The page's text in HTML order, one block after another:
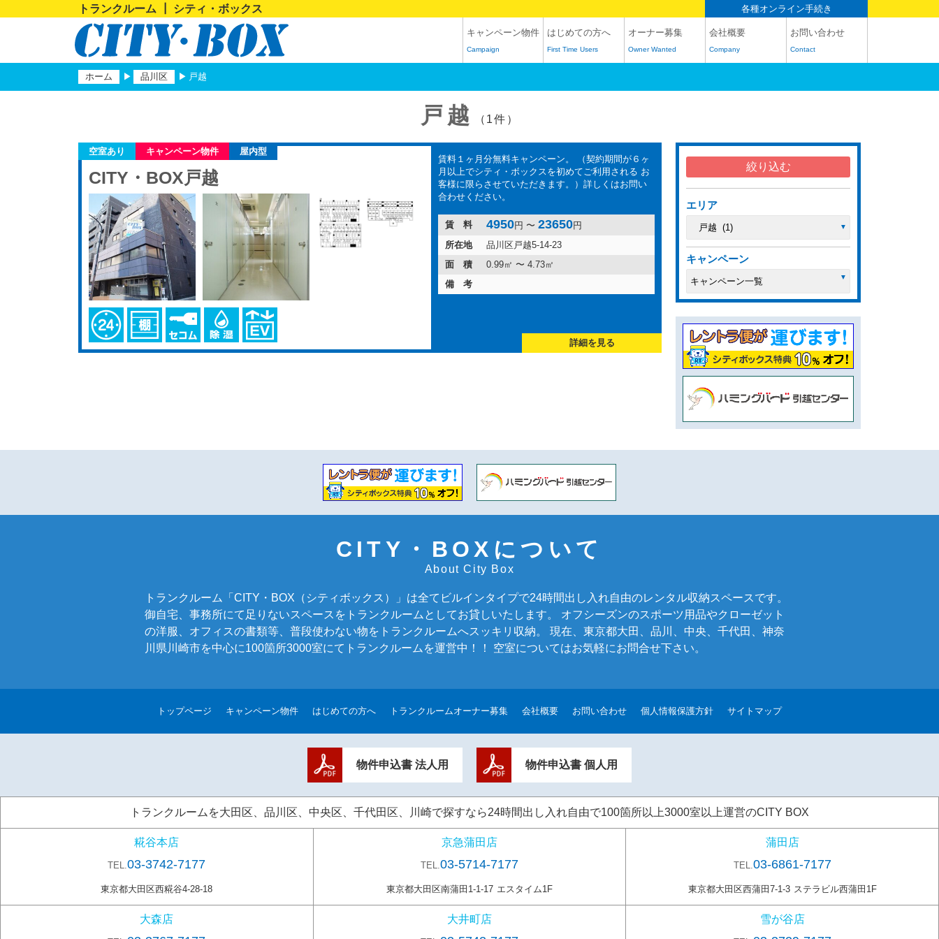
トランクルーム ┃ シティ・ボックス 各種オンライン手続き
キャンペーン物件
Campaign
はじめての方へ
First Time Users
オーナー募集
Owner Wanted
会社概要
Company
お問い合わせ
Contact
ホーム 品川区 戸越
戸越 （1件）
空室あり キャンペーン物件 屋内型
CITY・BOX戸越
賃料１ヶ月分無料キャンペーン。 （契約期間が６ヶ
月以上でシティ・ボックスを初めてご利用される お
客様に限らさせていただきます。）詳しくはお問い
合わせください。
賃 料 4950円 〜 23650円
所在地
品川区戸越5-14-23
面 積
0.99㎡ 〜 4.73㎡
備 考
詳細を見る
エリア
キャンペーン
CITY・BOXについて
About City Box
トランクルーム「CITY・BOX（シティボックス）」は全てビルインタイプで24時間出し入れ自由のレンタル収納スペースです。
御自宅、事務所にて足りないスペースをトランクルームとしてお貸しいたします。 オフシーズンのスポーツ用品やクローゼット
の洋服、オフィスの書類等、普段使わない物をトランクルームへスッキリ収納。 現在、東京都大田、品川、中央、千代田、神奈
川県川崎市を中心に100箇所3000室にてトランクルームを運営中！！ 空室についてはお気軽にお問合せ下さい。
トップページ キャンペーン物件 はじめての方へ トランクルームオーナー募集 会社概要 お問い合わせ 個人情報保護方針 サイトマップ
物件申込書 法人用 物件申込書 個人用
トランクルームを大田区、品川区、中央区、千代田区、川崎で探すなら24時間出し入れ自由で100箇所以上3000室以上運営のCITY BOX
糀谷本店
TEL.03-3742-7177
東京都大田区西糀谷4-28-18
京急蒲田店
TEL.03-5714-7177
東京都大田区南蒲田1-1-17 エスタイム1F
蒲田店
TEL.03-6861-7177
東京都大田区西蒲田7-1-3 ステラビル西蒲田1F
大森店 大井町店 雪が谷店